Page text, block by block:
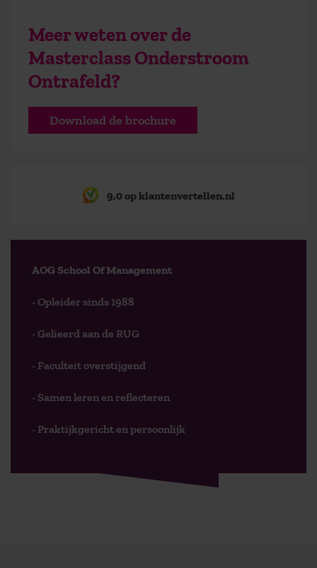
Meer weten over de
Masterclass Onderstroom
Ontrafeld?
Download de brochure
9,0 op klantenvertellen.nl
AOG School Of Management
- Opleider sinds 1988
- Gelieerd aan de RUG
- Faculteit overstijgend
- Samen leren en reflecteren
- Praktijkgericht en persoonlijk